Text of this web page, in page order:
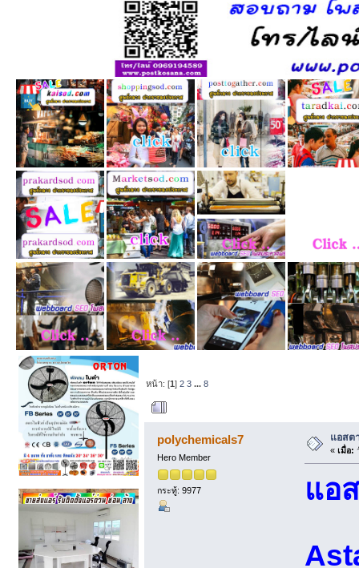
หน้า: [1]2 3 ...8
polychemicals7
Hero Member
กระทู้: 9977
แอสต
« เมื่อ:
แอ